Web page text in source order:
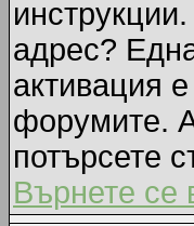
адрес?
активация
форумите.
потърсете
Върнете се